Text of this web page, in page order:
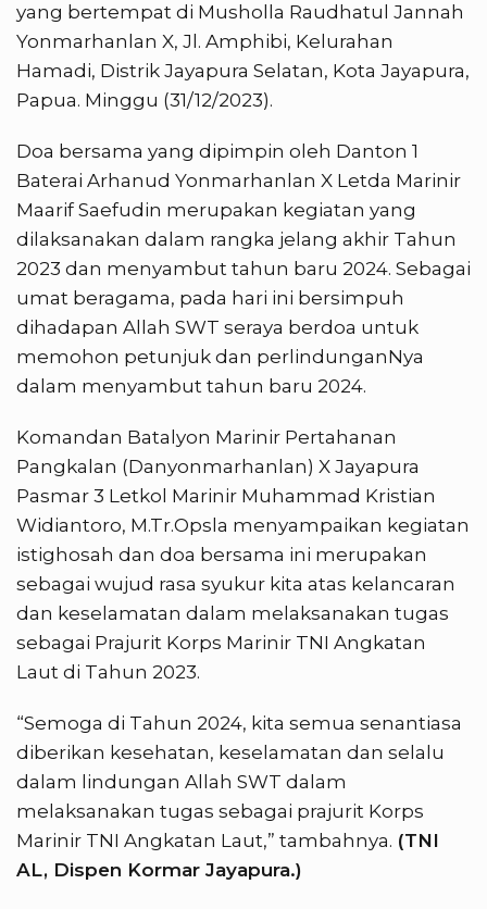
yang bertempat di Musholla Raudhatul Jannah
Yonmarhanlan X, Jl. Amphibi, Kelurahan
Hamadi, Distrik Jayapura Selatan, Kota Jayapura,
Papua. Minggu (31/12/2023).
Doa bersama yang dipimpin oleh Danton 1
Baterai Arhanud Yonmarhanlan X Letda Marinir
Maarif Saefudin merupakan kegiatan yang
dilaksanakan dalam rangka jelang akhir Tahun
2023 dan menyambut tahun baru 2024. Sebagai
umat beragama, pada hari ini bersimpuh
dihadapan Allah SWT seraya berdoa untuk
memohon petunjuk dan perlindunganNya
dalam menyambut tahun baru 2024.
Komandan Batalyon Marinir Pertahanan
Pangkalan (Danyonmarhanlan) X Jayapura
Pasmar 3 Letkol Marinir Muhammad Kristian
Widiantoro, M.Tr.Opsla menyampaikan kegiatan
istighosah dan doa bersama ini merupakan
sebagai wujud rasa syukur kita atas kelancaran
dan keselamatan dalam melaksanakan tugas
sebagai Prajurit Korps Marinir TNI Angkatan
Laut di Tahun 2023.
“Semoga di Tahun 2024, kita semua senantiasa
diberikan kesehatan, keselamatan dan selalu
dalam lindungan Allah SWT dalam
melaksanakan tugas sebagai prajurit Korps
Marinir TNI Angkatan Laut,” tambahnya. (TNI
AL, Dispen Kormar Jayapura.)